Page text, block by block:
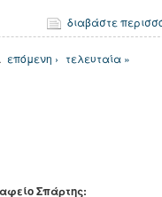
διαβάστε
επόμενη › τελευταία »
Σπάρτης: